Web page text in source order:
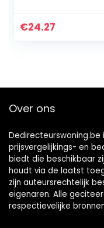
€24.27
Over ons
prijsvergelijkings- en
biedt die beschikbaar
houdt via de laatst
zijn auteursrechtelijk
eigenaren. Alle
respectievelijke